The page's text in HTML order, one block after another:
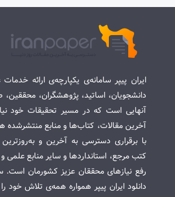
ایران پیپر سامانه‌ی یکپارچه‌ی ارائه
دانشجویان، اساتید، پژوهشگران،
آنهایی است که در مسیر تحقیقات خود
آخرین مقالات، کتاب‌ها و منابع منتشرشده
با برقراری دسترسی به آخرین و
کتب مرجع، استانداردها و سایر منابع
رفع نیازهای محققان عزیز کشورمان است.
دانلود ایران پیپر همواره همه‌ی تلاش خود